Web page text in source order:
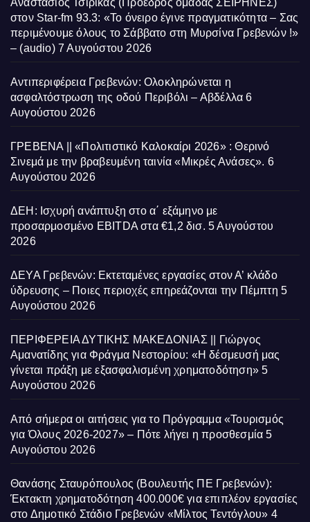
στον Star-fm 93.3: «Το όνειρο έγινε πραγματικότητα – Σας
περιμένουμε όλους το Σάββατο στη Μυρσίνα Γρεβενών !»
– (audio) 7 Αυγούστου 2026
Αντιπεριφέρεια Γρεβενών: Ολοκληρώνεται η
ασφαλτόστρωση της οδού Περιβόλι – Αβδέλλα 6
Αυγούστου 2026
ΓΡΕΒΕΝΑ || «Πολιτιστικό Καλοκαίρι 2026» : Θερινό
Σινεμά με την βραβευμένη ταινία «Μικρές Ανάσες». 6
Αυγούστου 2026
ΔΕΗ: Ισχυρή ανάπτυξη στο α΄ εξάμηνο με
προσαρμοσμένο EBITDA στα €1,2 δισ. 5 Αυγούστου
2026
ΔΕΥΑ Γρεβενών: Εκτεταμένες εργασίες στον Α’ κλάδο
ύδρευσης – Ποιες περιοχές επηρεάζονται την Πέμπτη 5
Αυγούστου 2026
ΠΕΡΙΦΕΡΕΙΑ ΔΥΤΙΚΗΣ ΜΑΚΕΔΟΝΙΑΣ || Γιώργος
Αμανατίδης για Φράγμα Νεστορίου: «Η δέσμευσή μας
γίνεται πράξη με εξασφαλισμένη χρηματοδότηση» 5
Αυγούστου 2026
Από σήμερα οι αιτήσεις για το Πρόγραμμα «Τουρισμός
για Όλους 2026-2027» – Πότε λήγει η προσθεσμία 5
Αυγούστου 2026
Θανάσης Σταυρόπουλος (Βουλευτής ΠΕ Γρεβενών):
Έκτακτη χρηματοδότηση 400.000€ για επιπλέον εργασίες
στο Δημοτικό Στάδιο Γρεβενών «Μίλτος Τεντόγλου» 4